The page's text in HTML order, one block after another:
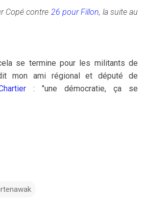
Copé contre 26 pour Fillon, la suite au
se termine pour les militants de
mon ami régional et député de
: "une démocratie, ça se